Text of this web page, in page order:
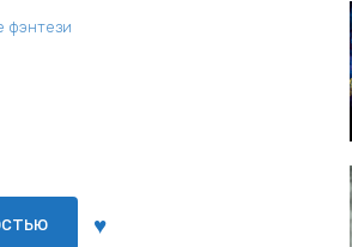
фэнтези